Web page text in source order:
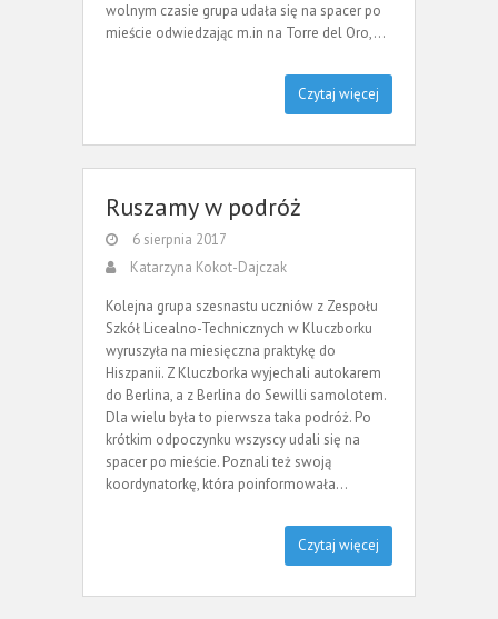
wolnym czasie grupa udała się na spacer po
mieście odwiedzając m.in na Torre del Oro,…
Czytaj więcej
Ruszamy w podróż
6 sierpnia 2017
Katarzyna Kokot-Dajczak
Kolejna grupa szesnastu uczniów z Zespołu
Szkół Licealno-Technicznych w Kluczborku
wyruszyła na miesięczna praktykę do
Hiszpanii. Z Kluczborka wyjechali autokarem
do Berlina, a z Berlina do Sewilli samolotem.
Dla wielu była to pierwsza taka podróż. Po
krótkim odpoczynku wszyscy udali się na
spacer po mieście. Poznali też swoją
koordynatorkę, która poinformowała…
Czytaj więcej